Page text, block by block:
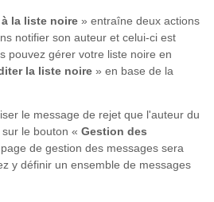
la liste noire » entraîne deux actions
notifier son auteur et celui-ci est
pouvez gérer votre liste noire en
la liste noire » en base de la
le message de rejet que l'auteur du
le bouton « Gestion des
de gestion des messages sera
y définir un ensemble de messages